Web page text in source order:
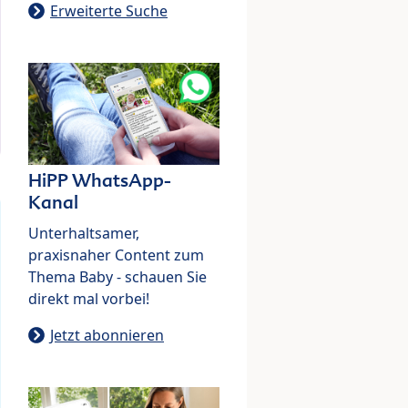
Erweiterte Suche
HiPP WhatsApp-
Kanal
Unterhaltsamer,
praxisnaher Content zum
Thema Baby - schauen Sie
direkt mal vorbei!
Jetzt abonnieren